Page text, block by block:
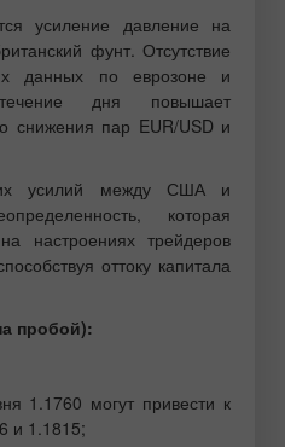
усиление давление на
фунт. Отсутствие
данных по еврозоне и
дня повышает
снижения пар EUR/USD и
усилий между США и
которая
настроениях трейдеров
оттоку капитала
пробой):
1.1760 могут привести к
и 1.1815;